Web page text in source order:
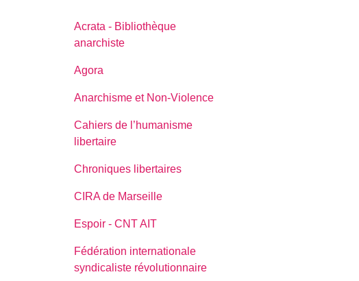
Acrata - Bibliothèque
anarchiste
Agora
Anarchisme et Non-Violence
Cahiers de l’humanisme
libertaire
Chroniques libertaires
CIRA de Marseille
Espoir - CNT AIT
Fédération internationale
syndicaliste révolutionnaire